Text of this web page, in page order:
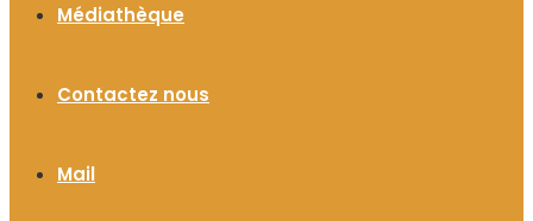
Médiathèque
Contactez nous
Mail